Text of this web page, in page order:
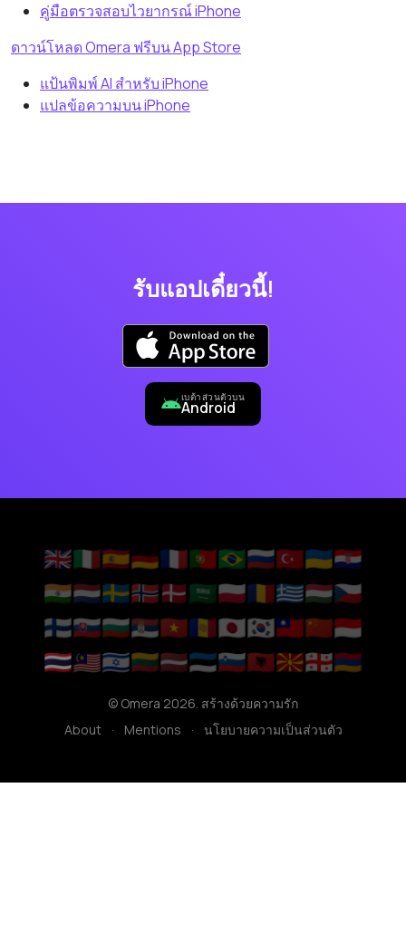
คู่มือตรวจสอบไวยากรณ์ iPhone
ดาวน์โหลด Omera ฟรีบน App Store
แป้นพิมพ์ AI สำหรับ iPhone
แปลข้อความบน iPhone
รับแอปเดี๋ยวนี้!
เบต้าส่วนตัวบน
Android
🇬🇧🇮🇹🇪🇸🇩🇪🇫🇷🇵🇹🇧🇷🇷🇺🇹🇷🇺🇦🇭🇷
🇮🇳🇳🇱🇸🇪🇳🇴🇩🇰🇸🇦🇵🇱🇷🇴🇬🇷🇭🇺🇨🇿
🇫🇮🇸🇰🇧🇬🇷🇸🇻🇳🇦🇩🇯🇵🇰🇷🇹🇼🇨🇳🇮🇩
🇹🇭🇲🇾🇮🇱🇱🇹🇱🇻🇪🇪🇸🇮🇦🇱🇲🇰🇬🇪🇦🇲
© Omera 2026. สร้างด้วยความรัก
About
· Mentions · นโยบายความเป็นส่วนตัว